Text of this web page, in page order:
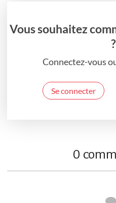
Vous souhaitez
?
Connectez-vous
Se connecter
0